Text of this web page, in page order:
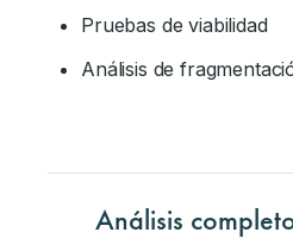
Pruebas de viabilidad
Análisis de
Análisis